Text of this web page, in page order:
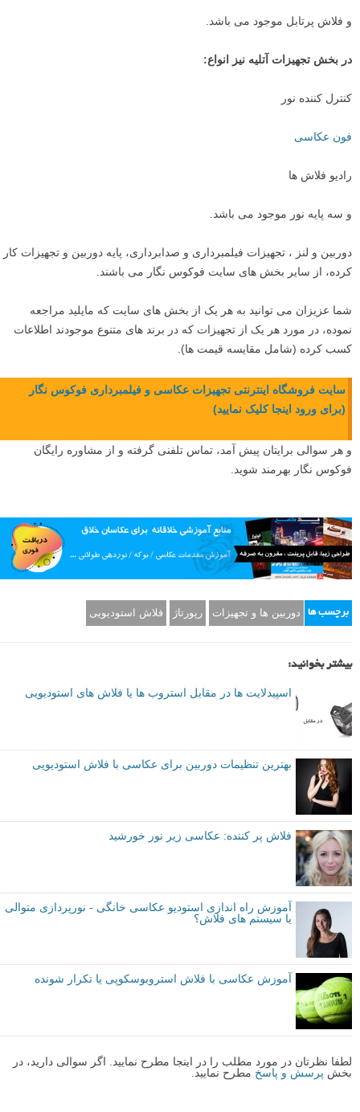
و فلاش پرتابل موجود می باشد.
در بخش تجهیزات آتلیه نیز انواع:
کنترل کننده نور
فون عکاسی
رادیو فلاش ها
و سه پایه نور موجود می باشد.
دوربین و لنز ، تجهیزات فیلمبرداری و صدابرداری، پایه دوربین و تجهیزات کار
کرده، از سایر بخش های سایت فوکوس نگار می باشند.
شما عزیزان می توانید به هر یک از بخش های سایت که مایلید مراجعه
نموده، در مورد هر یک از تجهیزات که در برند های متنوع موجودند اطلاعات
کسب کرده (شامل مقایسه قیمت ها).
سایت فروشگاه اینترنتی تجهیزات عکاسی و فیلمبرداری فوکوس نگار
(برای ورود اینجا کلیک نمایید)
و هر سوالی برایتان پیش آمد، تماس تلفنی گرفته و از مشاوره رایگان
فوکوس نگار بهرمند شوید.
برچسب ها دوربین ها و تجهیزات رپورتاژ فلاش استودیویی
بیشتر بخوانید:
اسپیدلایت ها در مقابل استروب ها یا فلاش های استودیویی
بهترین تنظیمات دوربین برای عکاسی با فلاش استودیویی
فلاش پر کننده: عکاسی زیر نور خورشید
آموزش راه اندازی استودیو عکاسی خانگی - نورپردازی متوالی
یا سیستم های فلاش؟
آموزش عکاسی با فلاش استروبوسکوپی یا تکرار شونده
لطفا نظرتان در مورد مطلب را در اینجا مطرح نمایید. اگر سوالی دارید، در
بخش پرسش و پاسخ مطرح نمایید.